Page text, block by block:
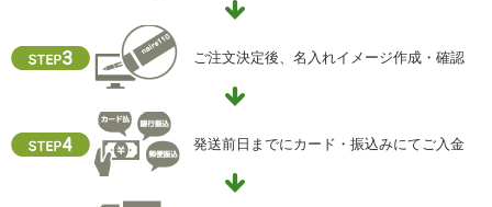
ご注文決定後、名入れイメージ作成・確認
発送前日までにカード・振込みにてご入金